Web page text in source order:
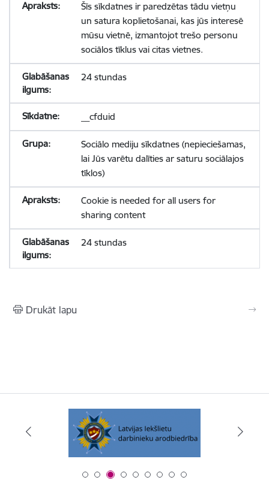
Šīs sīkdatnes ir paredzētas tādu vietņu
un satura koplietošanai, kas jūs interesē
mūsu vietnē, izmantojot trešo personu
sociālos tīklus vai citas vietnes.
24 stundas
__cfduid
Sociālo mediju sīkdatnes (nepieciešamas,
lai Jūs varētu dalīties ar saturu sociālajos
tīklos)
Cookie is needed for all users for
sharing content
24 stundas
Drukāt lapu